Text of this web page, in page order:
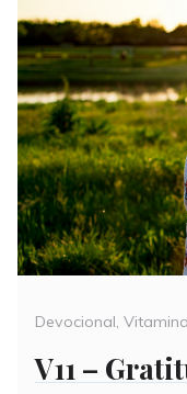
Categories
Devocional,
V11 –